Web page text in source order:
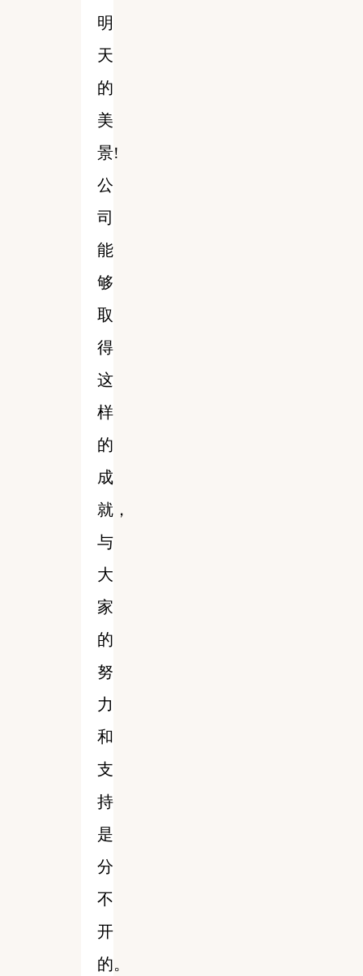
明
天
的
美
景!
公
司
能
够
取
得
这
样
的
成
就，
与
大
家
的
努
力
和
支
持
是
分
不
开
的。